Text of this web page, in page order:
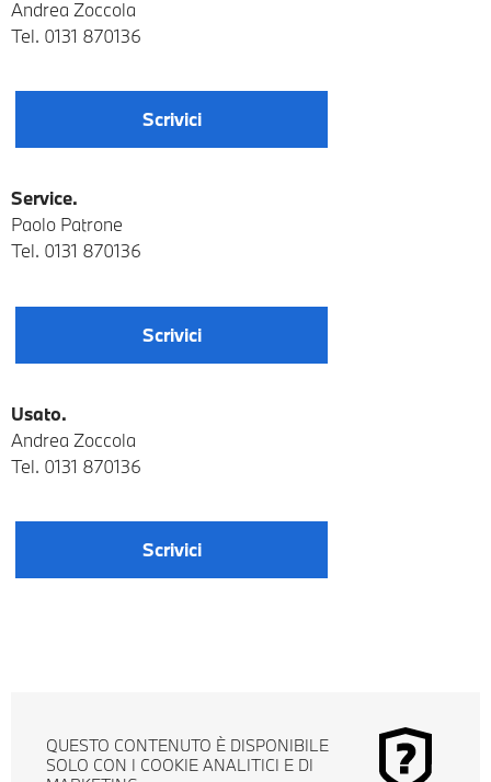
Andrea Zoccola
Tel. 0131 870136
Scrivici
Service.
Paolo Patrone
Tel. 0131 870136
Scrivici
Usato.
Andrea Zoccola
Tel. 0131 870136
Scrivici
QUESTO CONTENUTO È DISPONIBILE
SOLO CON I COOKIE ANALITICI E DI